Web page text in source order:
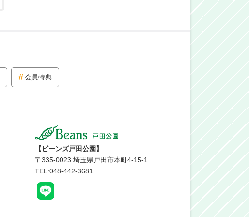
会員特典
【ビーンズ戸田公園】
〒 335-0023 埼玉県戸田市本町4-15-1
TEL:048-442-3681